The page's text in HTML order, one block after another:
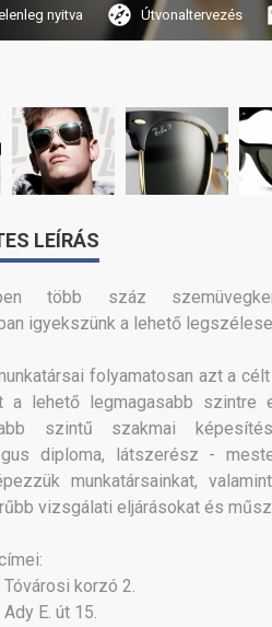
nyitva Útvonaltervezés
LEÍRÁS
több száz
igyekszünk a lehető
folyamatosan azt a
a lehető legmagasabb szintre
szintű szakmai
diploma, látszerész -
munkatársainkat,
vizsgálati eljárásokat és
Tóvárosi korzó 2.
E. út 15.